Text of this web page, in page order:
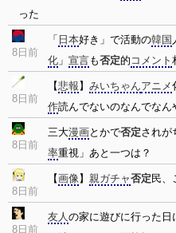
った
8日前
「 日本好き」で活動の韓国
化 」 宣言も否定的 コメント
8日前
【悲報 】 みいちゃんアニメ
作読んでないのなんでなん
8日前
三大漫画とかで否定されが
率重視」あと一つは？
8日前
【画像】 親ガチャ否定 民、
8日前
友人の家に遊びに行った